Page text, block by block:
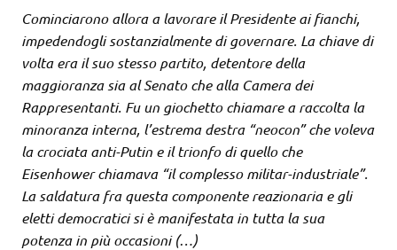
Cominciarono allora a lavorare il Presidente ai fianchi,
impedendogli sostanzialmente di governare. La chiave di
volta era il suo stesso partito, detentore della
maggioranza sia al Senato che alla Camera dei
Rappresentanti. Fu un giochetto chiamare a raccolta la
minoranza interna, l’estrema destra “neocon” che voleva
la crociata anti-Putin e il trionfo di quello che
Eisenhower chiamava “il complesso militar-industriale”.
La saldatura fra questa componente reazionaria e gli
eletti democratici si è manifestata in tutta la sua
potenza in più occasioni (…)